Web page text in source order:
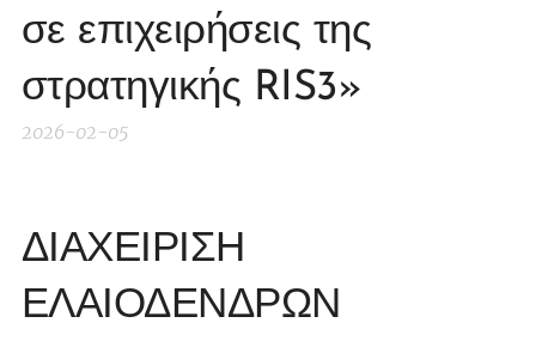
σε επιχειρήσεις της
στρατηγικής RIS3»
2026-02-05
ΔΙΑΧΕΙΡΙΣΗ
ΕΛΑΙΟΔΕΝΔΡΩΝ